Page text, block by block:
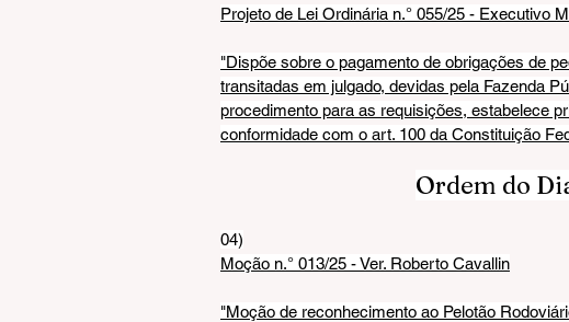
Projeto de Lei Ordinária n.° 055/25 - Executivo
"Dispõe sobre o pagamento de obrigações de
transitadas em julgado, devidas pela Fazenda
procedimento para as requisições, estabelece
conformidade com o art. 100 da Constituição
Ordem do
04)
Moção n.° 013/25 - Ver. Roberto Cavallin
"Moção de reconhecimento ao Pelotão